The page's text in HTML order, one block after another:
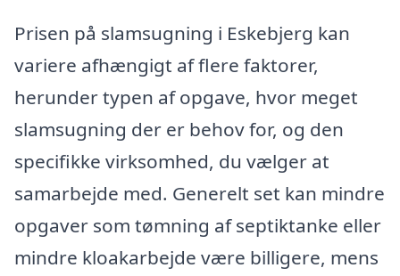
Prisen på slamsugning i Eskebjerg kan
variere afhængigt af flere faktorer,
herunder typen af opgave, hvor meget
slamsugning der er behov for, og den
specifikke virksomhed, du vælger at
samarbejde med. Generelt set kan mindre
opgaver som tømning af septiktanke eller
mindre kloakarbejde være billigere, mens